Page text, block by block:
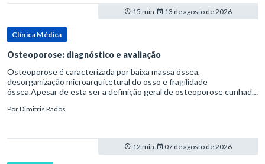
15 min. 13 de agosto de 2026
Clínica Médica
Osteoporose: diagnóstico e avaliação
Osteoporose é caracterizada por baixa massa óssea,
desorganização microarquitetural do osso e fragilidade
óssea.Apesar de esta ser a definição geral de osteoporose cunhada
patofisiológico, e não c
PorDimitris Rados
12 min. 07 de agosto de 2026